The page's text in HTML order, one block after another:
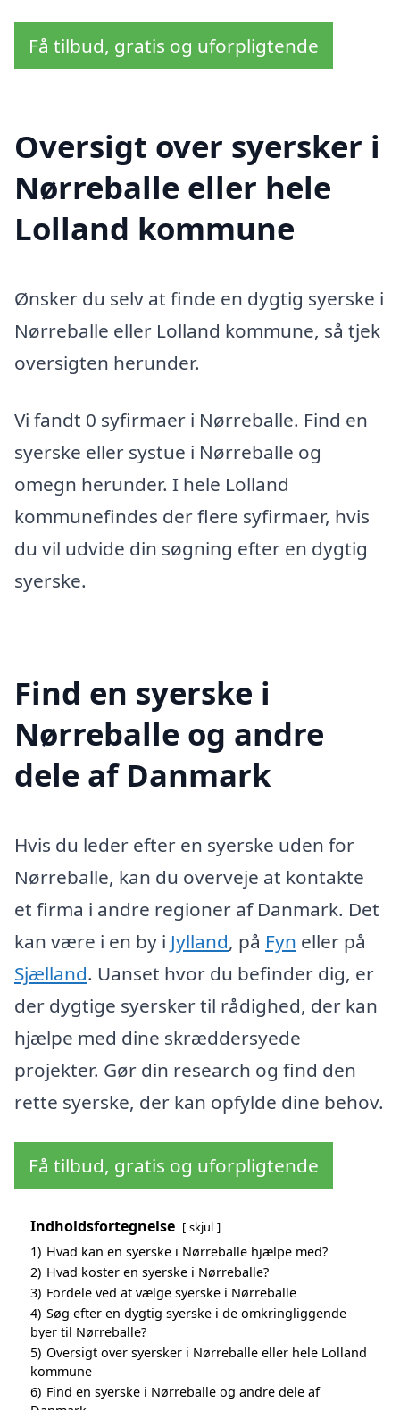
Få tilbud, gratis og uforpligtende
Oversigt over syersker i
Nørreballe eller hele
Lolland kommune
Ønsker du selv at finde en dygtig syerske i
Nørreballe eller Lolland kommune, så tjek
oversigten herunder.
Vi fandt 0 syfirmaer i Nørreballe. Find en
syerske eller systue i Nørreballe og
omegn herunder. I hele Lolland
kommunefindes der flere syfirmaer, hvis
du vil udvide din søgning efter en dygtig
syerske.
Find en syerske i
Nørreballe og andre
dele af Danmark
Hvis du leder efter en syerske uden for
Nørreballe, kan du overveje at kontakte
et firma i andre regioner af Danmark. Det
kan være i en by i Jylland, på Fyn eller på
Sjælland. Uanset hvor du befinder dig, er
der dygtige syersker til rådighed, der kan
hjælpe med dine skræddersyede
projekter. Gør din research og find den
rette syerske, der kan opfylde dine behov.
Få tilbud, gratis og uforpligtende
Indholdsfortegnelse skjul
1) Hvad kan en syerske i Nørreballe hjælpe med?
2) Hvad koster en syerske i Nørreballe?
3) Fordele ved at vælge syerske i Nørreballe
4) Søg efter en dygtig syerske i de omkringliggende
byer til Nørreballe?
5) Oversigt over syersker i Nørreballe eller hele Lolland
kommune
6) Find en syerske i Nørreballe og andre dele af